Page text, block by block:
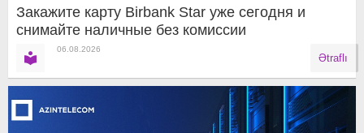
Закажите карту Birbank Star уже сегодня и
снимайте наличные без комиссии
06.08.2026
Ətraflı